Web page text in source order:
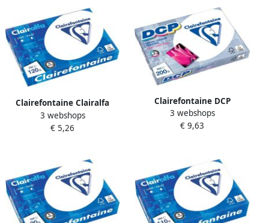
Clairefontaine Clairalfa
presentatiepapier ft A4 120
g pak van 250 vel
3 webshops
€ 5,26
Clairefontaine DCP
presentatiepapier ft A4 200
g pak van 250 vel
3 webshops
€ 9,63